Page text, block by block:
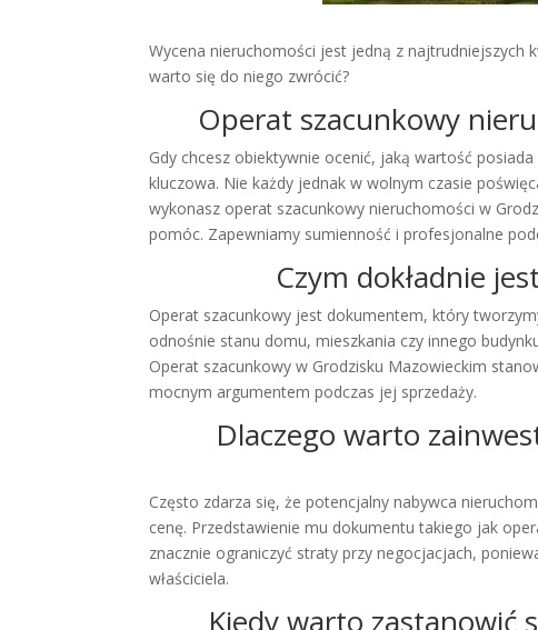
Wycena nieruchomości jest jedną z najtrudniejszych
warto się do niego zwrócić?
Operat szacunkowy
Gdy chcesz obiektywnie ocenić, jaką wartość
kluczowa. Nie każdy jednak w wolnym czasie
wykonasz operat szacunkowy nieruchomości w
pomóc. Zapewniamy sumienność i profesjonalne
Czym dokładnie
Operat szacunkowy jest dokumentem, który
odnośnie stanu domu, mieszkania czy innego
Operat szacunkowy w Grodzisku Mazowieckim
mocnym argumentem podczas jej sprzedaży.
Dlaczego warto
Często zdarza się, że potencjalny nabywca
cenę. Przedstawienie mu dokumentu takiego jak
znacznie ograniczyć straty przy negocjacjach,
właściciela.
Kiedy warto zastanowić